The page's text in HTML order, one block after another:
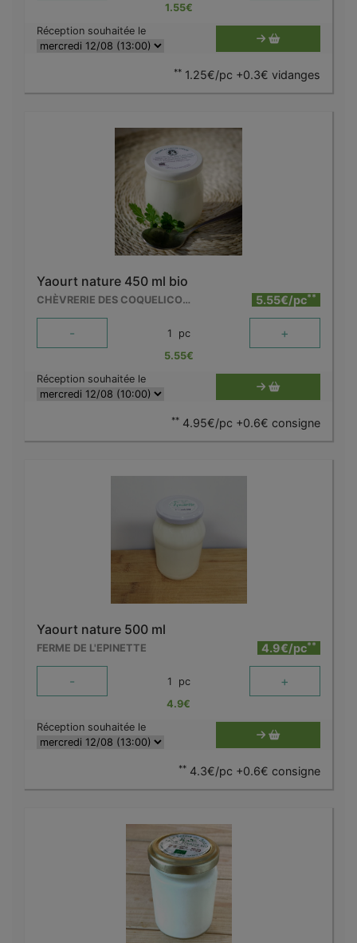
1.55€
Réception souhaitée le
** 1.25€/pc +0.3€ vidanges
Yaourt nature 450 ml bio
CHÈVRERIE DES COQUELICOTS 5.55€/pc**
- 1 pc +
5.55€
Réception souhaitée le
** 4.95€/pc +0.6€ consigne
Yaourt nature 500 ml
FERME DE L'EPINETTE 4.9€/pc**
- 1 pc +
4.9€
Réception souhaitée le
** 4.3€/pc +0.6€ consigne